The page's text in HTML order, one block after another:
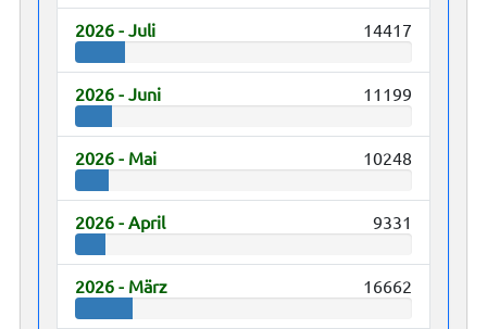
2026 - Juli 14417
2026 - Juni 11199
2026 - Mai 10248
2026 - April 9331
2026 - März 16662